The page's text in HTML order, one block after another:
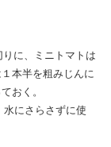
に、ミニトマトは
本半を粗みじんに
おく。
にさらさずに使